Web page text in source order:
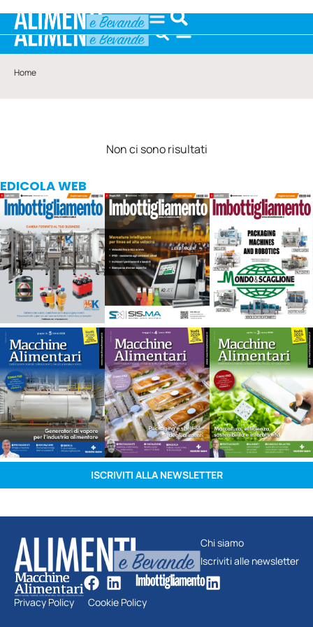
Home
Non ci sono risultati
EDICOLA WEB
ISCRIVITI ALLA NEWSLETTER
Chi siamo
Iscriviti alle newsletter
Privacy Policy Cookie Policy